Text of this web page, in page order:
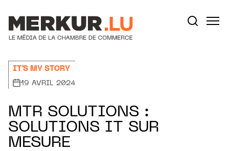
IT'S MY STORY
19 AVRIL 2024
MTR SOLUTIONS :
SOLUTIONS IT SUR
MESURE